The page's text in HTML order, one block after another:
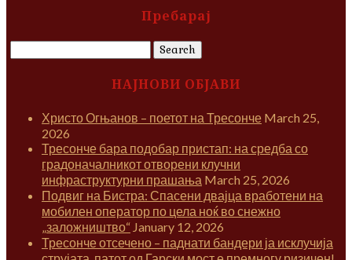
Пребарај
for:
НАЈНОВИ ОБЈАВИ
Христо Огњанов – поетот на Тресонче March 25,
2026
Тресонче бара подобар пристап: на средба со
градоначалникот отворени клучни
инфраструктурни прашања March 25, 2026
Подвиг на Бистра: Спасени двајца вработени на
мобилен оператор по цела ноќ во снежно
„заложништво“ January 12, 2026
Тресонче отсечено – паднати бандери ја исклучија